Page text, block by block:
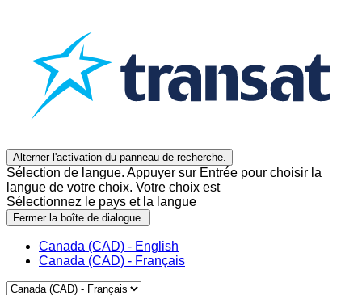
Alterner l'activation du panneau de recherche.
Sélection de langue. Appuyer sur Entrée pour choisir la
langue de votre choix. Votre choix est
Sélectionnez le pays et la langue
Fermer la boîte de dialogue.
Canada (CAD) - English
Canada (CAD) - Français